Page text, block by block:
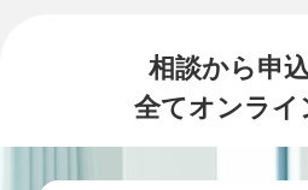
相談から申
全てオンライ